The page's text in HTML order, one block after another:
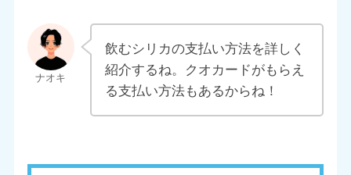
飲むシリカの支払い方法を詳しく
紹介するね。クオカードがもらえ
る支払い方法もあるからね！